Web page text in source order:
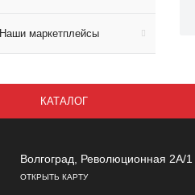
Наши маркетплейсы
КАТАЛОГ
Волгоград, Революционная 2А/1
ОТКРЫТЬ КАРТУ